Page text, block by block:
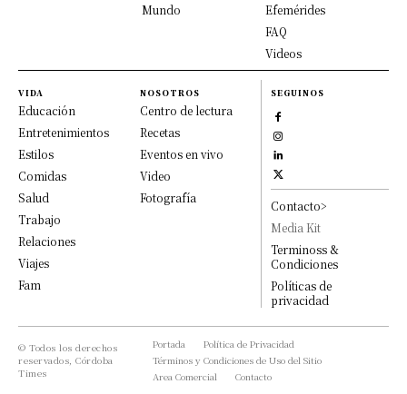
Mundo
Efemérides
FAQ
Videos
VIDA
Educación
Entretenimientos
Estilos
Comidas
Salud
Trabajo
Relaciones
Viajes
Fam
NOSOTROS
Centro de lectura
Recetas
Eventos en vivo
Video
Fotografía
SEGUINOS
Contacto>
Media Kit
Terminoss &
Condiciones
Políticas de
privacidad
© Todos los derechos
reservados, Córdoba
Times
Portada
Política de Privacidad
Términos y Condiciones de Uso del Sitio
Area Comercial
Contacto